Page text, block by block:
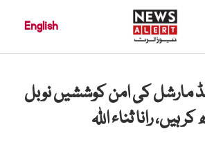
English
مارشل کی امن کوششیں نوبل
ہیں، رانا ثناء اللہ